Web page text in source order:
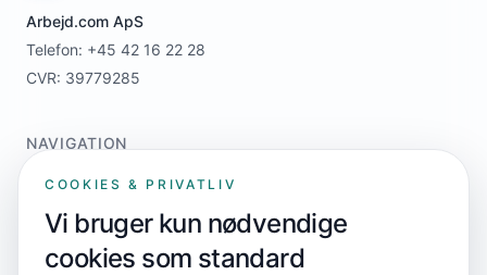
Arbejd.com ApS
Telefon: +45 42 16 22 28
CVR: 39779285
NAVIGATION
Home
For jobsøgere
For virksomheder
Priser
COOKIES & PRIVATLIV
Vi bruger kun nødvendige
cookies som standard